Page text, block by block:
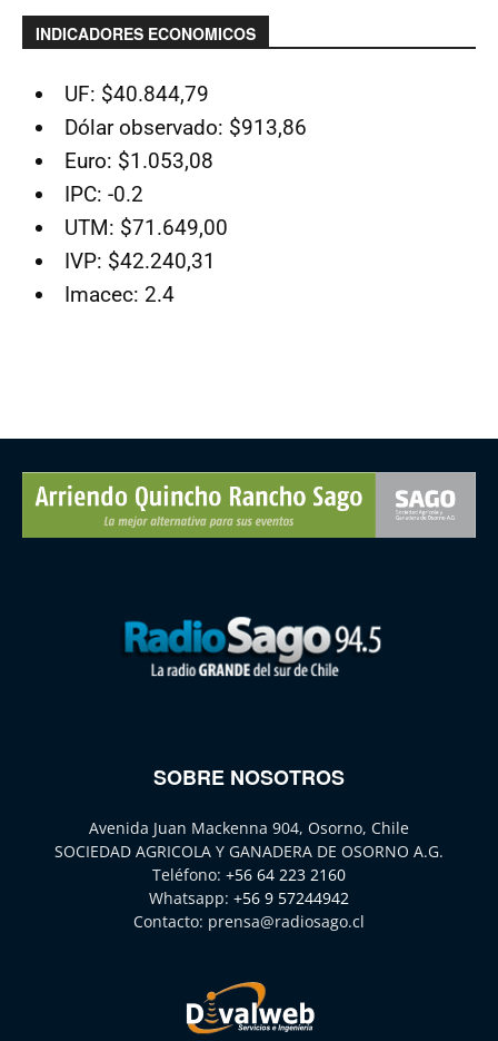
INDICADORES ECONOMICOS
UF: $40.844,79
Dólar observado: $913,86
Euro: $1.053,08
IPC: -0.2
UTM: $71.649,00
IVP: $42.240,31
Imacec: 2.4
SOBRE NOSOTROS
Avenida Juan Mackenna 904, Osorno, Chile
SOCIEDAD AGRICOLA Y GANADERA DE OSORNO A.G.
Teléfono: +56 64 223 2160
Whatsapp: +56 9 57244942
Contacto: prensa@radiosago.cl